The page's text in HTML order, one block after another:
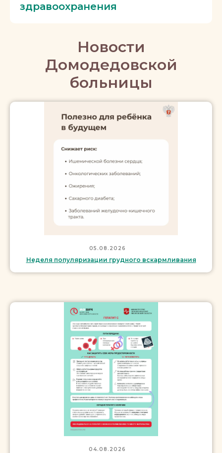
здравоохранения
Новости
Домодедовской
больницы
05.08.2026
Неделя популяризации грудного вскармливания
04.08.2026